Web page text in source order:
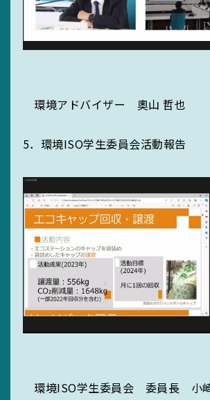
環境アドバイザー 奧山 哲也
5．環境ISO学生委員会活動報告
環境ISO学生委員会 委員長 小